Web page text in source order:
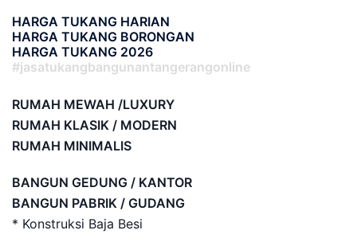
HARGA TUKANG HARIAN
HARGA TUKANG BORONGAN
HARGA TUKANG 2026
#jasatukangbangunantangerangonline
RUMAH MEWAH /LUXURY
RUMAH KLASIK / MODERN
RUMAH MINIMALIS
BANGUN GEDUNG / KANTOR
BANGUN PABRIK / GUDANG
* Konstruksi Baja Besi